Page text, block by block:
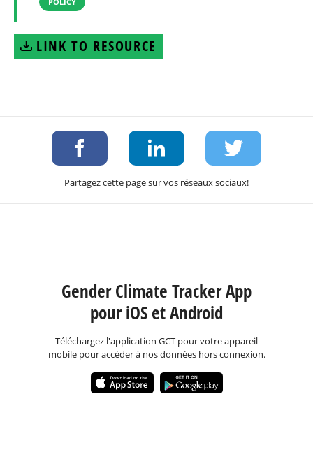
LINK TO RESOURCE
Partagez cette page sur vos réseaux sociaux!
Gender Climate Tracker App
pour iOS et Android
Téléchargez l'application GCT pour votre appareil
mobile pour accéder à nos données hors connexion.